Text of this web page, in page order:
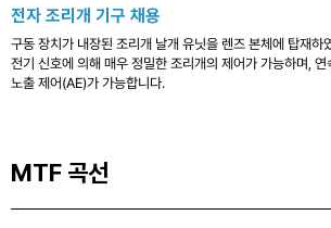
전자 조리개 기구 채용
구동 장치가 내장된 조리개 날개 유닛을 렌즈 본체에 탑재하
전기 신호에 의해 매우 정밀한 조리개의 제어가 가능하며,
노출 제어(AE)가 가능합니다.
MTF 곡선